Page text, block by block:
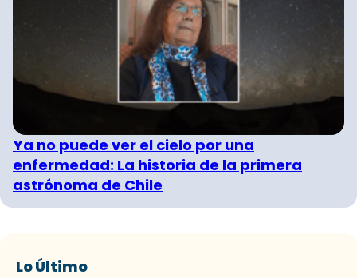
Ya no puede ver el cielo por una
enfermedad: La historia de la primera
astrónoma de Chile
Lo Último